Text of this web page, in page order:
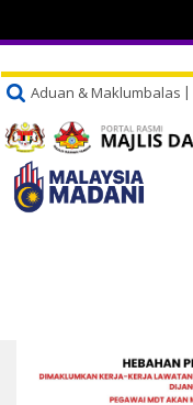
Aduan & Maklumbalas